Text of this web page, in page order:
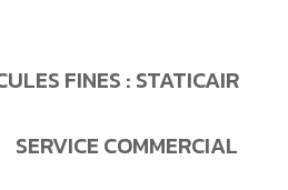
FINES : STATICAIR
SERVICE COMMERCIAL